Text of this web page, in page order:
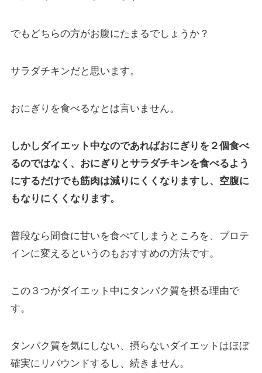
でもどちらの方がお腹にたまるでしょうか？
サラダチキンだと思います。
おにぎりを食べるなとは言いません。
しかしダイエット中なのであればおにぎりを２個食べ
るのではなく、 おにぎりとサラダチキンを食べるよう
にするだけでも筋肉は減りにくくなりますし、 空腹に
もなりにくくなります。
普段なら間食に甘いを食べてしまうところを、プロテ
インに変えるというのもおすすめの方法です。
この３つがダイエット中にタンパク質を摂る理由で
す。
タンパク質を気にしない、摂らないダイエットはほぼ
確実にリバウンドするし、続きません。